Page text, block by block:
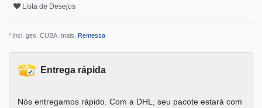
Lista de Desejos
* incl. ges. CUBA. mais. Remessa
Entrega rápida
Nós entregamos rápido. Com a DHL, seu pacote estará com